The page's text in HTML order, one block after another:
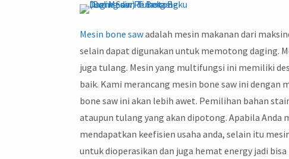
Mesin bone sawadalah mesin makanan dari
selain dapat digunakan untuk memotong daging.
juga tulang. Mesin yang multifungsi ini memiliki
baik. Kami merancang mesin bone saw ini
bone saw ini akan lebih awet. Pemilihan bahan
ataupun tulang yang akan dipotong. Apabila Anda
mendapatkan keefisien usaha anda, selain itu
untuk dioperasikan dan juga hemat energy jadi